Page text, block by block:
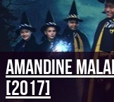
Amandine
[2017]